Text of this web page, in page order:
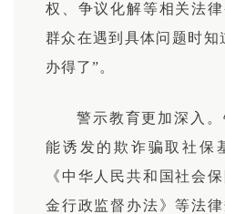
权
、争议化解等相关法
群众在遇到具体问题时知
办得了”。
警示教育更加深入
能诱发的欺诈骗取社保
《中华人民共和国社会
金行政监督办法》等法